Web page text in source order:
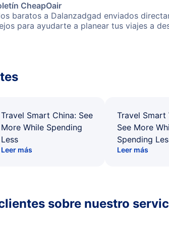
CheapOair
baratos a Dalanzadgad enviados
para ayudarte a planear tus viajes a
Travel Smart China: See
More While Spending
Less
Leer más
Travel Smart
See More
Spending
Leer más
sobre nuestro